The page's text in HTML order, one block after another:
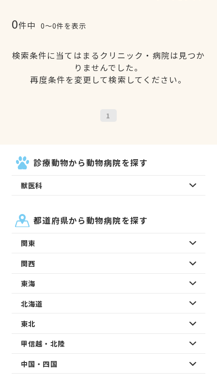
0件中 0〜0件を表示
検索条件に当てはまるクリニック・病院は見つか
りませんでした。
再度条件を変更して検索してください。
1
診療動物から動物病院を探す
獣医科
都道府県から動物病院を探す
関東
関西
東海
北海道
東北
甲信越・北陸
中国・四国